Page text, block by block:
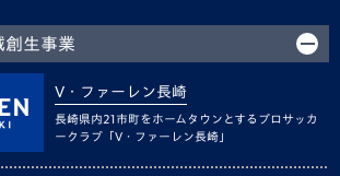
創生事業
V・ファーレン長崎
長崎県内21市町をホームタウンとするプロサッカ
ークラブ「V・ファーレン長崎」